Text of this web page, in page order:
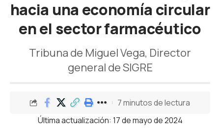
hacia una economía circular
en el sector farmacéutico
Tribuna de Miguel Vega, Director
general de SIGRE
Última actualización: 17 de mayo de 2024
7 minutos de lectura